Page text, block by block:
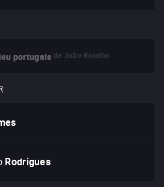
portugais de João Botelho
Rodrigues